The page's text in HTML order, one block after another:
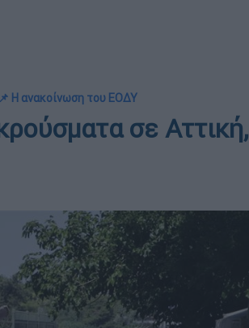
📌 H ανακοίνωση του ΕΟΔΥ
σε Αττική,